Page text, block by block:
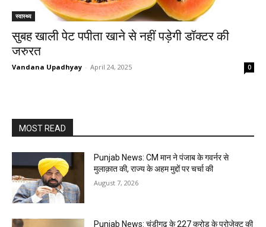
स्वास्थ्य
सुबह खाली पेट पपीता खाने से नहीं पड़ेगी डॉक्टर की
जरुरत
Vandana Upadhyay - April 24, 2025 0
MOST READ
Punjab News: CM मान ने पंजाब के गवर्नर से
मुलाक़ात की, राज्य के अहम मुद्दों पर चर्चा की
August 7, 2026
Punjab News: चंडीगढ़ के ₹227 करोड़ के प्रोजेक्ट की